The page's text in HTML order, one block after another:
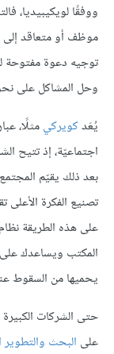
ووفقًا لويكيبيديا،
موظف أو متعاقد
توجيه دعوة مفتوحة
وحل المشاكل على
يُعَدكويركيمثلًا،
اجتماعيّة، إذ تتيح
بعد ذلك يقيّم
تصنيع الفكرة الأعلى
المكتب ويساعدك
يحميها من السقوط
حتى الشركات
على البحث والتطوير